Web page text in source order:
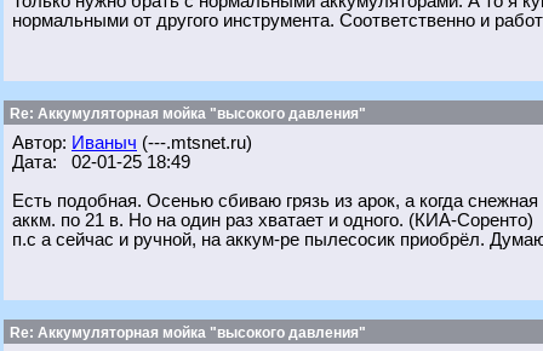
нормальными от другого инструмента. Соответственно и
Re: Аккумуляторная мойка "высокого давления"
Автор: Иваныч (---.mtsnet.ru)
Дата: 02-01-25 18:49
Есть подобная. Осенью сбиваю грязь из арок, а когда
аккм. по 21 в. Но на один раз хватает и одного. (КИА-Соренто)
п.с а сейчас и ручной, на аккум-ре пылесосик приобрёл.
Re: Аккумуляторная мойка "высокого давления"